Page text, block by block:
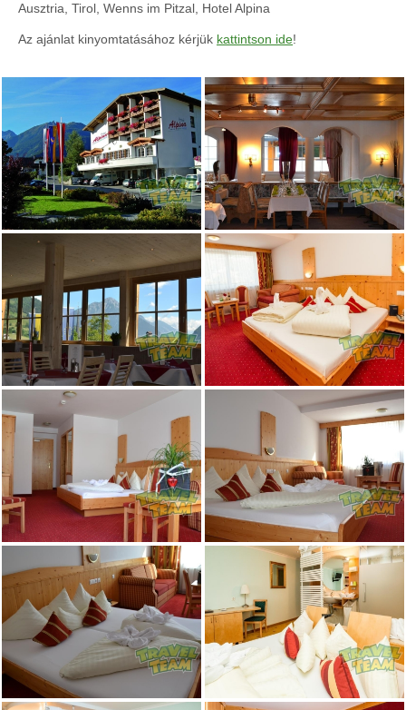
Ausztria, Tirol, Wenns im Pitzal, Hotel Alpina
Az ajánlat kinyomtatásához kérjük kattintson ide!